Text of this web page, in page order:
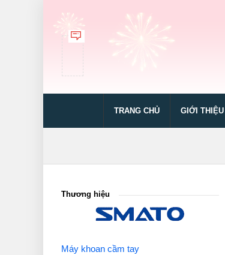
TRANG CHỦ GIỚI THIỆU
Thương hiệu
Máy khoan cầm tay